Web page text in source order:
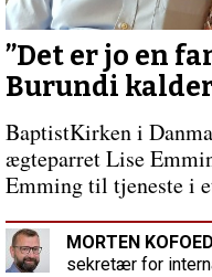
”Det er jo en
Burundi
BaptistKirken i
ægteparret Lise
Emming til tjeneste i
MORTEN KOFOED
sekretær for